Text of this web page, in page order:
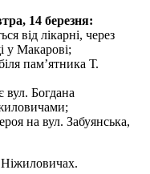
14 березня:
від лікарні, через
у Макарові;
пам’ятника Т.
вул. Богдана
на вул. Забуянська,